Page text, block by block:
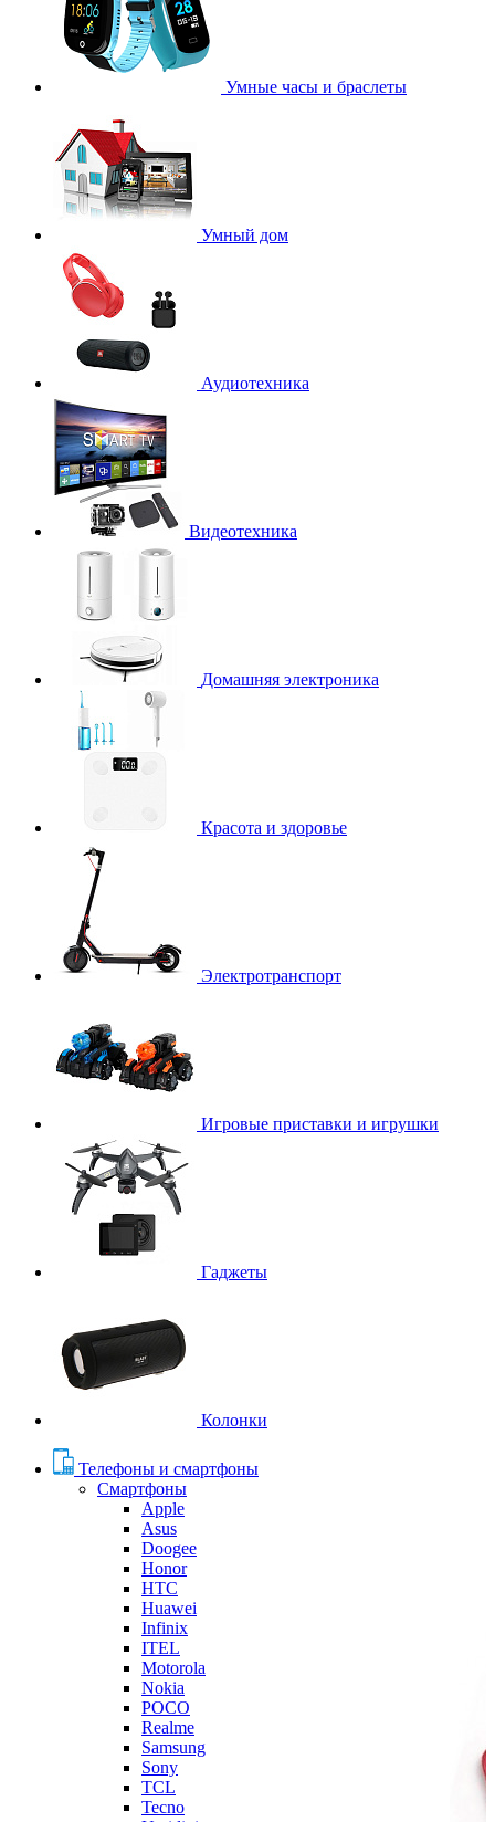
Умные часы и браслеты
Умный дом
Аудиотехника
Видеотехника
Домашняя электроника
Красота и здоровье
Электротранспорт
Игровые приставки и игрушки
Гаджеты
Колонки
Телефоны и смартфоны
Смартфоны
Apple
Asus
Doogee
Honor
HTC
Huawei
Infinix
ITEL
Motorola
Nokia
POCO
Realme
Samsung
Sony
TCL
Tecno